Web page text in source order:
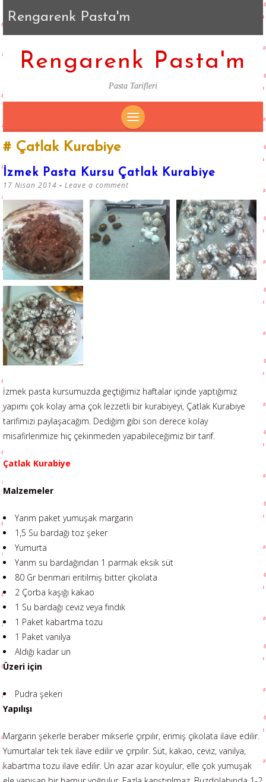
Rengarenk Pasta'm
Rengarenk Pasta'm
Pasta Tarifleri
CONTENT
Çatlak Kurabiye
İzmek Pasta Kursu Çatlak Kurabiye
17 Nisan 2014 Leave a comment
İzmek pasta kursumuzda geçtiğimiz haftalar içinde yaptığımız
yapımı çok kolay ama çok lezzetli bir kurabiyeyi, Çatlak Kurabiye
tarifimizi paylaşacağım. Dediğim gibi son derece kolay
misafirlerimize hiç çekinmeden yapabileceğimiz bir tarif.
Çatlak Kurabiye
Malzemeler
Yarım paket yumuşak margarin
1,5 Su bardağı toz şeker
Yumurta
Yarım su bardağından 1 parmak eksik süt
80 Gr benmari eritilmiş bitter çikolata
2 Çorba kaşığı kakao
1 Su bardağı ceviz veya fındık
1 Paket kabartma tozu
1 Paket vanilya
Aldığı kadar un
Üzeri için
Pudra şekeri
Yapılışı
Margarin şekerle beraber mikserle çırpılır, erimiş çikolata ilave edilir.
Yumurtalar tek tek ilave edilir ve çırpılır. Süt, kakao, ceviz, vanilya,
kabartma tozu ilave edilir. Un azar azar koyulur, elle çok yumuşak